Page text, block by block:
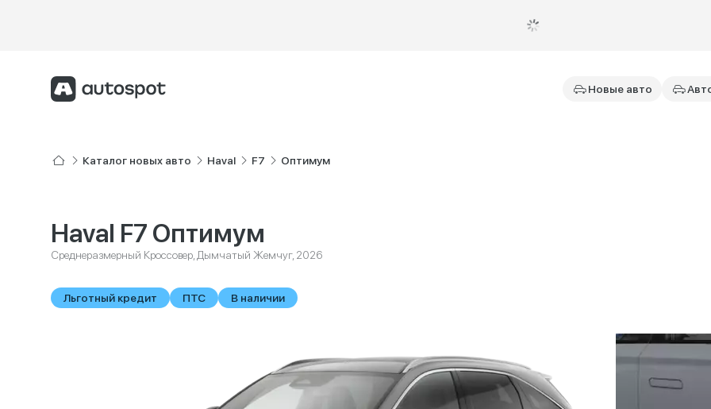
Новые авто
Каталог новых авто Haval F7 Оптимум
Haval F7 Оптимум
Среднеразмерный Кроссовер, Дымчатый Жемчуг, 2026
Льготный кредит ПТС В наличии